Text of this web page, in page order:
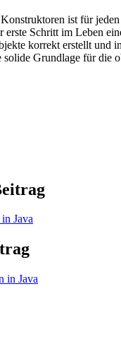
ist für
erste Schritt im Leben
korrekt erstellt und
solide Grundlage für die
Java
in Java